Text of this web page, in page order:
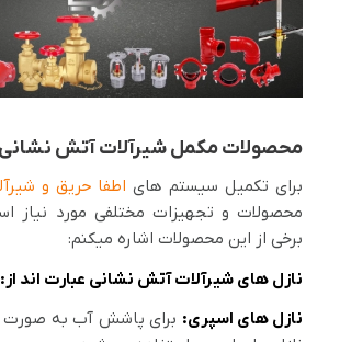
محصولات مکمل شیرآلات آتش نشانی
برای تکمیل سیستم های اطفا حریق و
محصولات و تجهیزات مختلفی مورد نیاز
برخی از این محصولات اشاره میکنم:
نازل های شیرآلات آتش نشانی عبارت اند از:
نازل های اسپری: برای پاشش آب به صورت